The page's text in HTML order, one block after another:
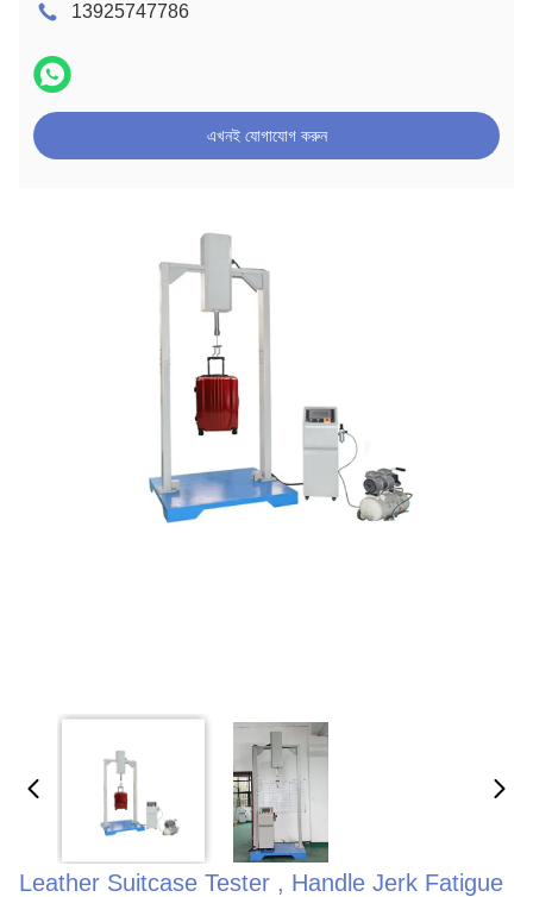
13925747786
এখনই যোগাযোগ করুন
Leather Suitcase Tester , Handle Jerk Fatigue